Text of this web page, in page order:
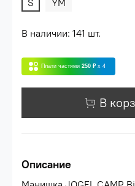
S YM
В наличии: 141 шт.
Плати частями 250 ₽ x 4
В
Описание